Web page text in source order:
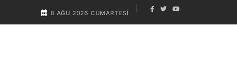
8 AĞU 2026 CUMARTESI